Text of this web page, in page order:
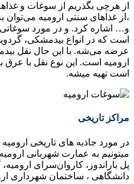
از هرچی بگذریم از سوغات و
،از غذاهای سنتی ارومیه
و… اشاره کرد. و در مورد
است که در انواع بیدمشکی،
عرضه می‌شه. با این حال نقل
ارومیه است. این نوع نقل با
است تهیه میشه.
مراکز تاریخی
در مورد جاذبه های تاریخی ارومیه
پل باراندوز، کاروان‌سرای
دانشگاهی ، ساختمان شهرداری